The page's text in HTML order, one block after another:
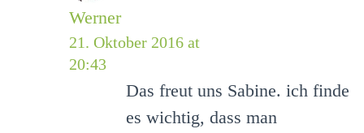
Werner
21. Oktober 2016 at
20:43
Das freut uns Sabine. ich finde
es wichtig, dass man